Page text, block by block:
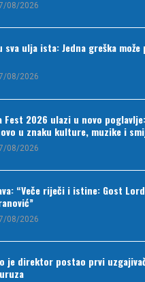
08/2026
sva ulja ista: Jedna greška
08/2026
Fest 2026 ulazi u novo
u znaku kulture, muzike i
08/2026
“Veče riječi i istine: Gost
08/2026
je direktor postao prvi